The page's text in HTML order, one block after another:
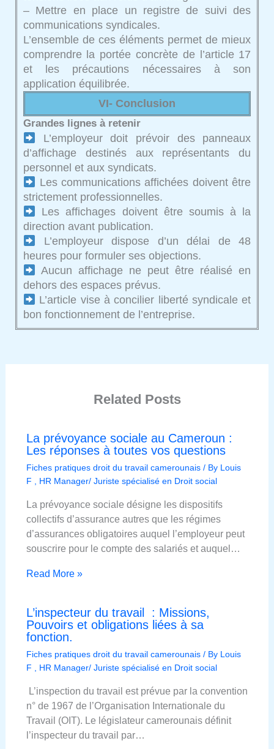
– Mettre en place un registre de suivi des
communications syndicales.
L’ensemble de ces éléments permet de mieux
comprendre la portée concrète de l’article 17
et les précautions nécessaires à son
application équilibrée.
VI- Conclusion
Grandes lignes à retenir
L’employeur doit prévoir des panneaux
d’affichage destinés aux représentants du
personnel et aux syndicats.
Les communications affichées doivent être
strictement professionnelles.
Les affichages doivent être soumis à la
direction avant publication.
L’employeur dispose d’un délai de 48
heures pour formuler ses objections.
Aucun affichage ne peut être réalisé en
dehors des espaces prévus.
L’article vise à concilier liberté syndicale et
bon fonctionnement de l’entreprise.
Related Posts
La prévoyance sociale au Cameroun :
Les réponses à toutes vos questions
Fiches pratiques droit du travail camerounais/ By Louis
F , HR Manager/ Juriste spécialisé en Droit social
La prévoyance sociale désigne les dispositifs
collectifs d’assurance autres que les régimes
d’assurances obligatoires auquel l’employeur peut
souscrire pour le compte des salariés et auquel…
Read More »
L’inspecteur du travail : Missions,
Pouvoirs et obligations liées à sa
fonction.
Fiches pratiques droit du travail camerounais/ By Louis
F , HR Manager/ Juriste spécialisé en Droit social
L’inspection du travail est prévue par la convention
n° de 1967 de l’Organisation Internationale du
Travail (OIT). Le législateur camerounais définit
l’inspecteur du travail par…